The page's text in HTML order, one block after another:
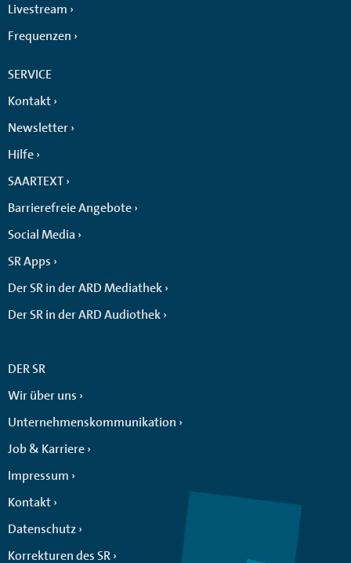
Livestream
Frequenzen
SERVICE
Kontakt
Newsletter
Hilfe
SAARTEXT
Barrierefreie Angebote
Social Media
SR Apps
Der SR in der ARD Mediathek
Der SR in der ARD Audiothek
DER SR
Wir über uns
Unternehmenskommunikation
Job & Karriere
Impressum
Kontakt
Datenschutz
Korrekturen des SR